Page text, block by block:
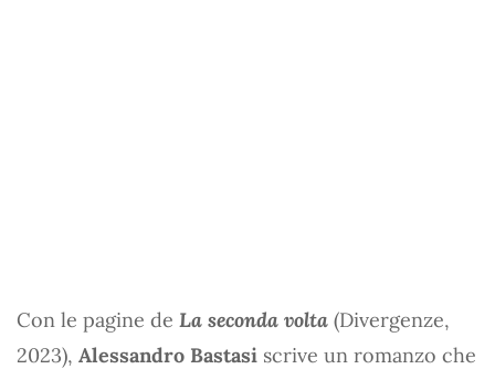
Con le pagine de La seconda volta (Divergenze,
2023), Alessandro Bastasi scrive un romanzo che